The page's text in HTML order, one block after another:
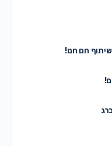
שיתוף חם חם!